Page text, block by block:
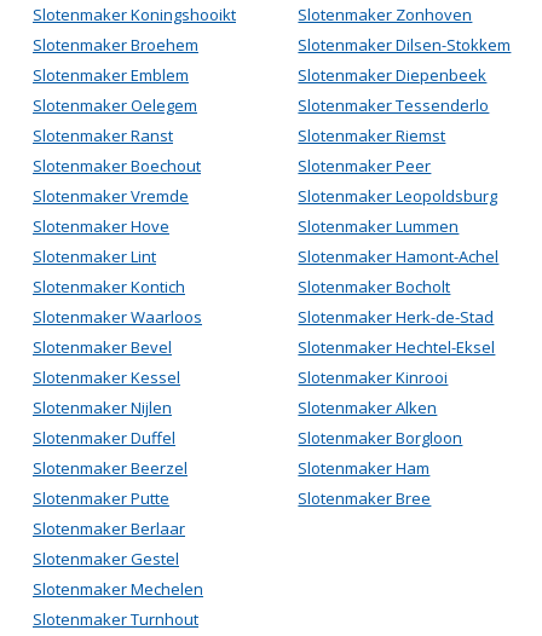
Slotenmaker Koningshooikt
Slotenmaker Broehem
Slotenmaker Emblem
Slotenmaker Oelegem
Slotenmaker Ranst
Slotenmaker Boechout
Slotenmaker Vremde
Slotenmaker Hove
Slotenmaker Lint
Slotenmaker Kontich
Slotenmaker Waarloos
Slotenmaker Bevel
Slotenmaker Kessel
Slotenmaker Nijlen
Slotenmaker Duffel
Slotenmaker Beerzel
Slotenmaker Putte
Slotenmaker Berlaar
Slotenmaker Gestel
Slotenmaker Mechelen
Slotenmaker Turnhout
Slotenmaker Zonhoven
Slotenmaker Dilsen-Stokkem
Slotenmaker Diepenbeek
Slotenmaker Tessenderlo
Slotenmaker Riemst
Slotenmaker Peer
Slotenmaker Leopoldsburg
Slotenmaker Lummen
Slotenmaker Hamont-Achel
Slotenmaker Bocholt
Slotenmaker Herk-de-Stad
Slotenmaker Hechtel-Eksel
Slotenmaker Kinrooi
Slotenmaker Alken
Slotenmaker Borgloon
Slotenmaker Ham
Slotenmaker Bree